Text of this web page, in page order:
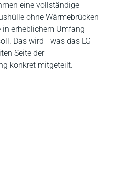
eine vollständige
ohne Wärmebrücken
in erheblichem Umfang
Das wird - was das LG
Seite der
konkret mitgeteilt.